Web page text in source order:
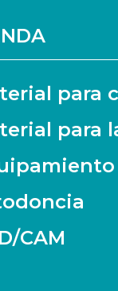
para
para
CAM